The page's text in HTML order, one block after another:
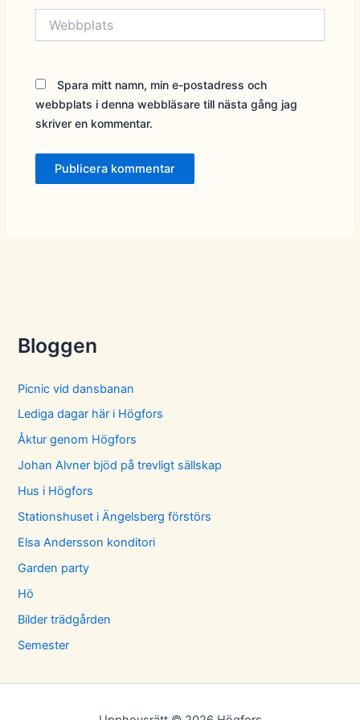
Spara mitt namn, min e-postadress och
webbplats i denna webbläsare till nästa gång jag
skriver en kommentar.
Bloggen
Picnic vid dansbanan
Lediga dagar här i Högfors
Åktur genom Högfors
Johan Alvner bjöd på trevligt sällskap
Hus i Högfors
Stationshuset i Ängelsberg förstörs
Elsa Andersson konditori
Garden party
Hö
Bilder trädgården
Semester